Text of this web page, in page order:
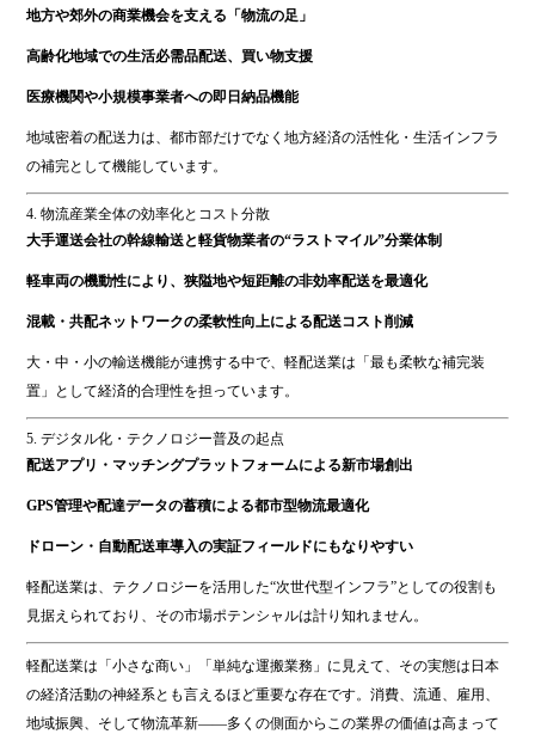
地方や郊外の商業機会を支える「物流の足」
高齢化地域での生活必需品配送、買い物支援
医療機関や小規模事業者への即日納品機能
地域密着の配送力は、都市部だけでなく地方経済の活性化・生活インフラ
の補完として機能しています。
4. 物流産業全体の効率化とコスト分散
大手運送会社の幹線輸送と軽貨物業者の“ラストマイル”分業体制
軽車両の機動性により、狭隘地や短距離の非効率配送を最適化
混載・共配ネットワークの柔軟性向上による配送コスト削減
大・中・小の輸送機能が連携する中で、軽配送業は「最も柔軟な補完装
置」として経済的合理性を担っています。
5. デジタル化・テクノロジー普及の起点
配送アプリ・マッチングプラットフォームによる新市場創出
GPS管理や配達データの蓄積による都市型物流最適化
ドローン・自動配送車導入の実証フィールドにもなりやすい
軽配送業は、テクノロジーを活用した“次世代型インフラ”としての役割も
見据えられており、その市場ポテンシャルは計り知れません。
軽配送業は「小さな商い」「単純な運搬業務」に見えて、その実態は日本
の経済活動の神経系とも言えるほど重要な存在です。消費、流通、雇用、
地域振興、そして物流革新――多くの側面からこの業界の価値は高まって